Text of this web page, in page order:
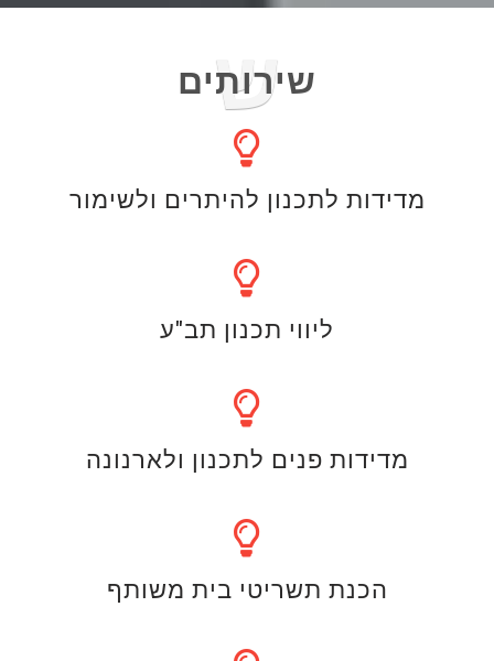
ש
שירותים
מדידות לתכנון להיתרים ולשימור
ליווי תכנון תב"ע
מדידות פנים לתכנון ולארנונה
הכנת תשריטי בית משותף